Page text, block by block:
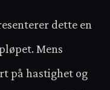
dette en
Mens
på hastighet og